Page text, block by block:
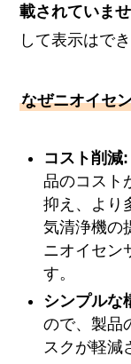
載されていませ
して表示はで
なぜニオイセ
コスト削減:
品のコスト
抑え、より
気清浄機の
ニオイセン
す。
シンプルな
ので、製品
スクが軽減